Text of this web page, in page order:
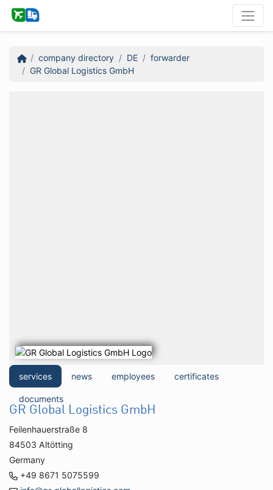
company directory DE
forwarder
GR Global Logistics GmbH
services news employees certificates
documents
GR Global Logistics GmbH
Feilenhauerstraße 8
84503 Altötting
Germany
+49 8671 5075599